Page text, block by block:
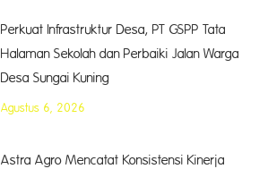
Perkuat Infrastruktur Desa, PT GSPP Tata
Halaman Sekolah dan Perbaiki Jalan Warga
Desa Sungai Kuning
Agustus 6, 2026
Astra Agro Mencatat Konsistensi Kinerja